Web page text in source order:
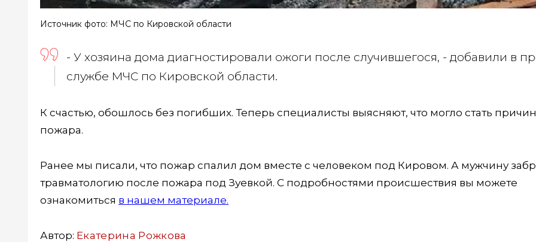
Источник фото: МЧС по Кировской области
- У хозяина дома диагностировали ожоги после случившегося, - добавили в
службе МЧС по Кировской области.
К счастью, обошлось без погибших. Теперь специалисты выясняют, что могло стать
пожара.
Ранее мы писали, что пожар спалил дом вместе с человеком под Кировом. А мужчину
травматологию после пожара под Зуевкой. С подробностями происшествия вы можете
ознакомиться в нашем материале.
Автор: Екатерина Рожкова